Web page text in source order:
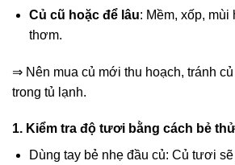
Củ cũ hoặc để lâu: Mềm, xốp, mùi
thơm.
⇒ Nên mua củ mới thu hoạch, tránh
trong tủ lạnh.
1. Kiểm tra độ tươi bằng cách bẻ
Dùng tay bẻ nhẹ đầu củ: Củ tươi